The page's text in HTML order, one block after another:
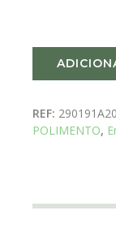
REF:
POLIMENTO,